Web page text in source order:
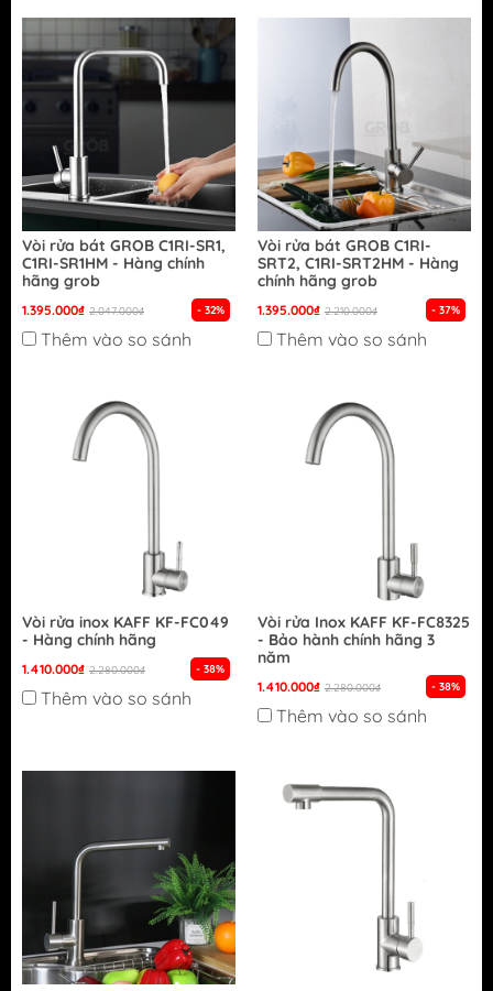
Vòi rửa bát GROB C1RI-SR1,
C1RI-SR1HM - Hàng chính
hãng grob
1.395.000₫ 2.047.000₫ - 32%
Thêm vào so sánh
Vòi rửa bát GROB C1RI-
SRT2, C1RI-SRT2HM - Hàng
chính hãng grob
1.395.000₫ 2.210.000₫ - 37%
Thêm vào so sánh
Vòi rửa inox KAFF KF-FC049
- Hàng chính hãng
1.410.000₫ 2.280.000₫ - 38%
Thêm vào so sánh
Vòi rửa Inox KAFF KF-FC8325
- Bảo hành chính hãng 3
năm
1.410.000₫ 2.280.000₫ - 38%
Thêm vào so sánh